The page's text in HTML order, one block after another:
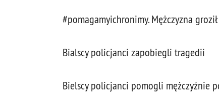
#pomagamyichronimy. Mężczyzna
Bialscy policjanci zapobiegli tragedii
Bielscy policjanci pomogli mężczyźnie